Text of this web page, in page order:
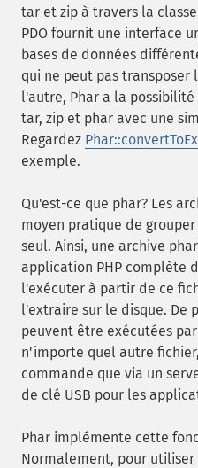
tar et zip à travers la classe
PDO fournit une interface
bases de données
qui ne peut pas transposer
l'autre, Phar a la
tar, zip et phar avec une
Regardez
exemple.
Qu'est-ce que phar? Les
moyen pratique de
seul. Ainsi, une archive
application PHP complète
l'exécuter à partir de ce
l'extraire sur le disque. De
peuvent être exécutées
n'importe quel autre
commande que via un
de clé USB pour les
Phar implémente cette
Normalement, pour